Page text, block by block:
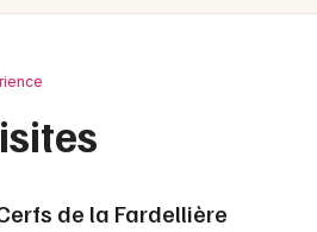
Mulhouse
Paris
de la Fardellière